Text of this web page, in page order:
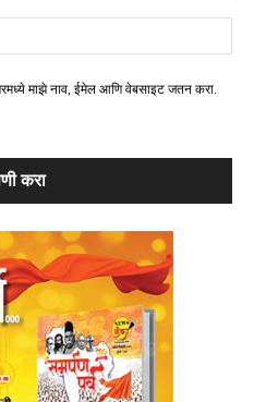
माझे नाव, ईमेल आणि वेबसाइट जतन करा.